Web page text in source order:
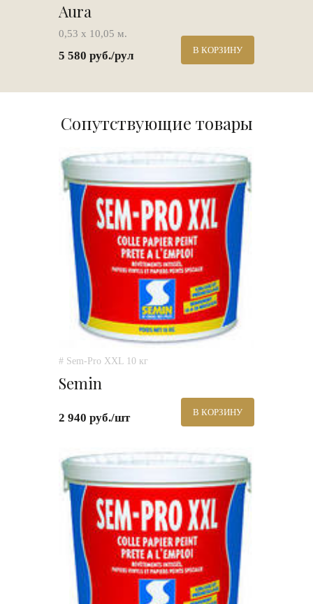
Aura
0,53 х 10,05 м.
5 580 руб./рул В КОРЗИНУ
Сопутствующие товары
# Sem-Pro XXL 10 кг
Semin
2 940 руб./шт В КОРЗИНУ